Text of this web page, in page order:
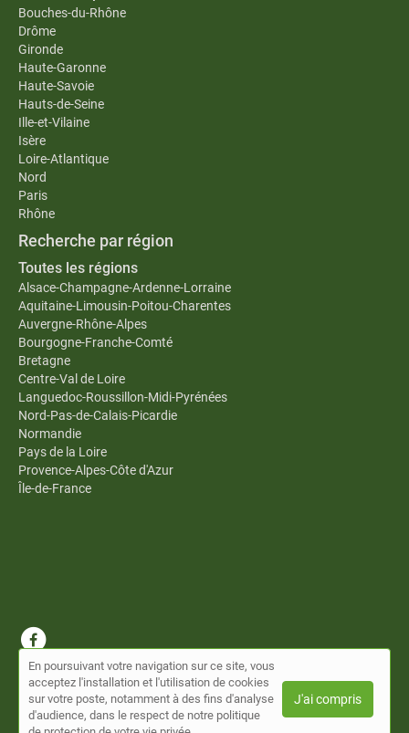
Bouches-du-Rhône
Drôme
Gironde
Haute-Garonne
Haute-Savoie
Hauts-de-Seine
Ille-et-Vilaine
Isère
Loire-Atlantique
Nord
Paris
Rhône
Recherche par région
Toutes les régions
Alsace-Champagne-Ardenne-Lorraine
Aquitaine-Limousin-Poitou-Charentes
Auvergne-Rhône-Alpes
Bourgogne-Franche-Comté
Bretagne
Centre-Val de Loire
Languedoc-Roussillon-Midi-Pyrénées
Nord-Pas-de-Calais-Picardie
Normandie
Pays de la Loire
Provence-Alpes-Côte d'Azur
Île-de-France
© Annuaire Omnes 2026 |Plan du site| Mon compte
Conditions générales d'utilisation
Cet annuaire a été créé avec ❤ par MeltinPro, une solution
En poursuivant votre navigation sur ce site, vous
acceptez l'installation et l'utilisation de cookies
sur votre poste, notamment à des fins d'analyse
d'audience, dans le respect de notre politique
J'ai compris